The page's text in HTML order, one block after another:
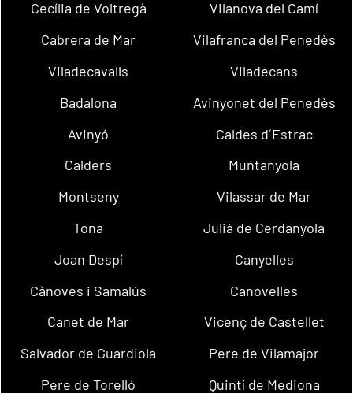
Cecília de Voltregà
Vilanova del Camí
Cabrera de Mar
Vilafranca del Penedès
Viladecavalls
Viladecans
Badalona
Avinyonet del Penedès
Avinyó
Caldes d´Estrac
Calders
Muntanyola
Montseny
Vilassar de Mar
Tona
Julià de Cerdanyola
Joan Despí
Canyelles
Cànoves i Samalús
Canovelles
Canet de Mar
Vicenç de Castellet
Salvador de Guardiola
Pere de Vilamajor
Pere de Torelló
Quintí de Mediona